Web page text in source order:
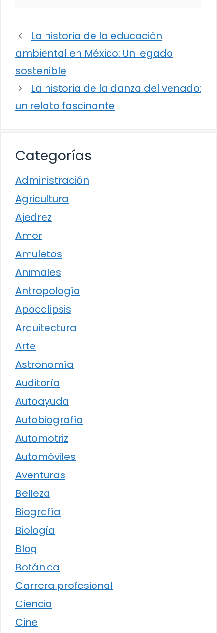
La historia de la educación
ambiental en México: Un legado
sostenible
La historia de la danza del venado:
un relato fascinante
Categorías
Administración
Agricultura
Ajedrez
Amor
Amuletos
Animales
Antropología
Apocalipsis
Arquitectura
Arte
Astronomía
Auditoría
Autoayuda
Autobiografía
Automotriz
Automóviles
Aventuras
Belleza
Biografía
Biología
Blog
Botánica
Carrera profesional
Ciencia
Cine